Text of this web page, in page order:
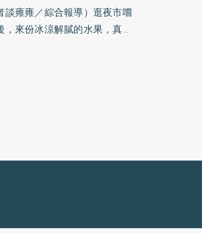
談雍雍／綜合報導）逛夜市嚐
來份冰涼解膩的水果，真是
處夜市的22家水果攤商，請志